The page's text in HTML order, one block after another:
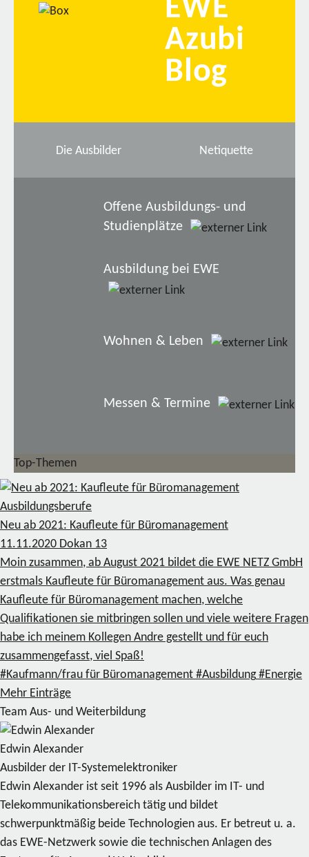
EWE
Azubi
Blog
Die Ausbilder Netiquette
Offene Ausbildungs- und
Studienplätze
Ausbildung bei EWE
Wohnen & Leben
Messen & Termine
Top-Themen
Ausbildungsberufe
Neu ab 2021: Kaufleute für Büromanagement
11.11.2020 Dokan 13
Moin zusammen, ab August 2021 bildet die EWE NETZ GmbH
erstmals Kaufleute für Büromanagement aus. Was genau
Kaufleute für Büromanagement machen, welche
Qualifikationen sie mitbringen sollen und viele weitere Fragen
habe ich meinem Kollegen Andre gestellt und für euch
zusammengefasst, viel Spaß!
#Kaufmann/frau für Büromanagement #Ausbildung #Energie
Mehr Einträge
Team Aus- und Weiterbildung
Edwin Alexander
Ausbilder der IT-Systemelektroniker
Edwin Alexander ist seit 1996 als Ausbilder im IT- und
Telekommunikationsbereich tätig und bildet
schwerpunktmäßig beide Technologien aus. Er betreut u. a.
das EWE-Netzwerk sowie die technischen Anlagen des